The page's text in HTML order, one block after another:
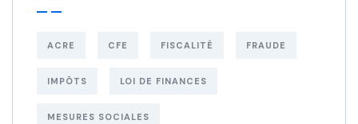
ACRE CFE FISCALITÉ FRAUDE
IMPÔTS LOI DE FINANCES
MESURES SOCIALES